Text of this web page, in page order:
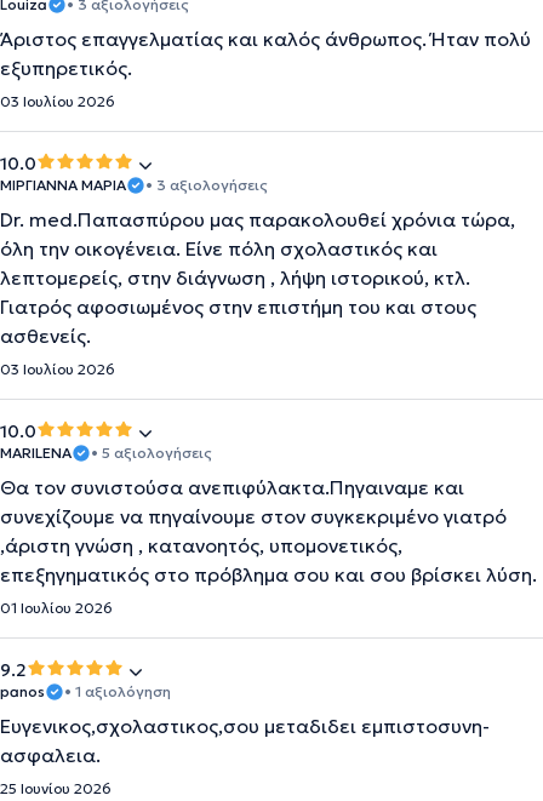
Louiza • 3 αξιολογήσεις
Άριστος επαγγελματίας και καλός άνθρωπος. Ήταν πολύ
εξυπηρετικός.
03 Ιουλίου 2026
10.0
ΜΙΡΓΙΑΝΝΑ ΜΑΡΙΑ • 3 αξιολογήσεις
Dr. med.Παπασπύρου μας παρακολουθεί χρόνια τώρα,
όλη την οικογένεια. Είνε πόλη σχολαστικός και
λεπτομερείς, στην διάγνωση , λήψη ιστορικού, κτλ.
Γιατρός αφοσιωμένος στην επιστήμη του και στους
ασθενείς.
03 Ιουλίου 2026
10.0
MARILENA • 5 αξιολογήσεις
Θα τον συνιστούσα ανεπιφύλακτα.Πηγαιναμε και
συνεχίζουμε να πηγαίνουμε στον συγκεκριμένο γιατρό
,άριστη γνώση , κατανοητός, υπομονετικός,
επεξηγηματικός στο πρόβλημα σου και σου βρίσκει λύση.
01 Ιουλίου 2026
9.2
panos • 1 αξιολόγηση
Ευγενικος,σχολαστικος,σου μεταδιδει εμπιστοσυνη-
ασφαλεια.
25 Ιουνίου 2026